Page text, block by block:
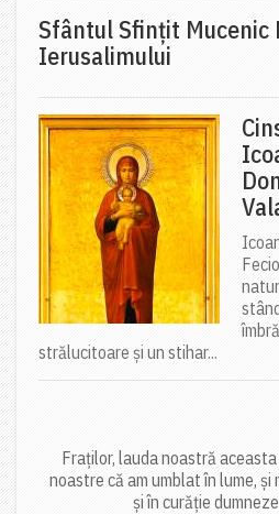
Sfântul Sfinţit Mucenic
Ierusalimului
strălucitoare și un stihar...
Fraților, lauda noastră
noastre că am umblat în lume, și
și în curăție